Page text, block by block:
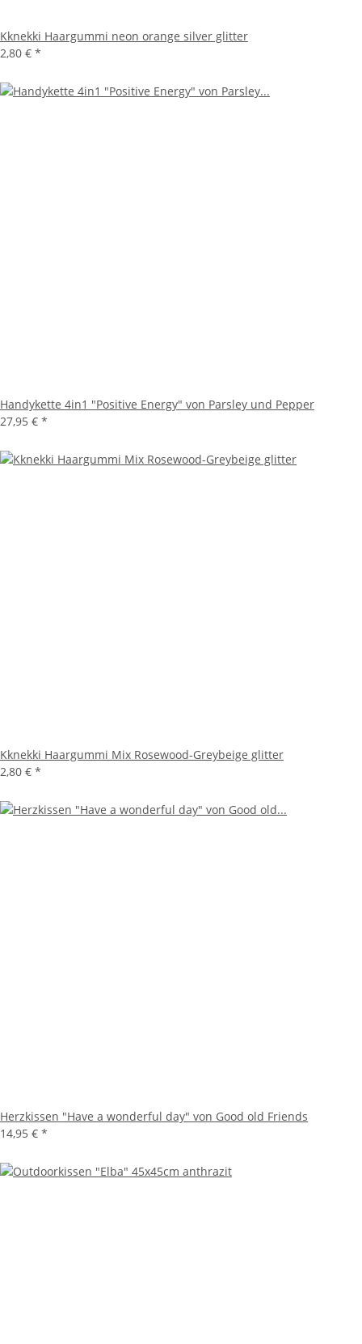
Kknekki Haargummi neon orange silver glitter
2,80 € *
Handykette 4in1 "Positive Energy" von Parsley und Pepper
27,95 € *
Kknekki Haargummi Mix Rosewood-Greybeige glitter
2,80 € *
Herzkissen "Have a wonderful day" von Good old Friends
14,95 € *